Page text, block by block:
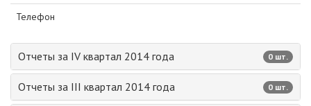
Телефон
Отчеты за IV квартал 2014 года 0 шт.
Отчеты за III квартал 2014 года 0 шт.